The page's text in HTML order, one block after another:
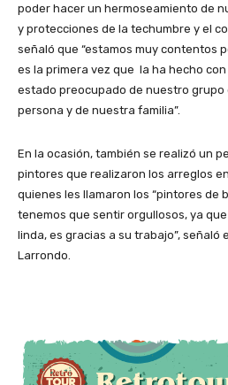
poder hacer un hermoseamiento de
y protecciones de la techumbre y el
señaló que “estamos muy contentos
es la primera vez que la ha hecho
estado preocupado de nuestro grupo
persona y de nuestra familia”.
En la ocasión, también se realizó un
pintores que realizaron los arreglos
quienes les llamaron los “pintores de
tenemos que sentir orgullosos, ya
linda, es gracias a su trabajo”, señaló
Larrondo.